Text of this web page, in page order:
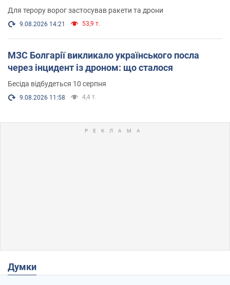
Для терору ворог застосував ракети та дрони
9.08.2026 14:21 53,9 т.
МЗС Болгарії викликало українського посла
через інцидент із дроном: що сталося
Бесіда відбудеться 10 серпня
9.08.2026 11:58 4,4 т.
Думки